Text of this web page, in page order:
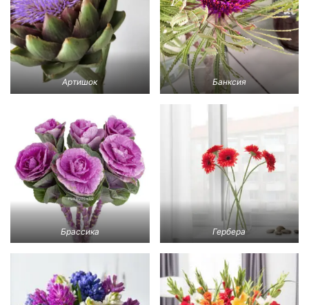
Артишок Банксия
Брассика Гербера